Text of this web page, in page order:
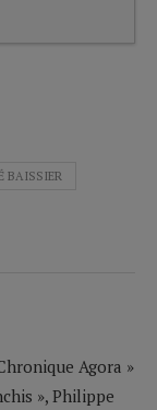
BAISSIER
Agora »
», Philippe